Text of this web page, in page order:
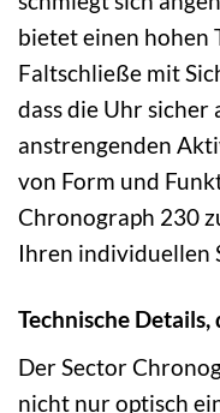
bietet einen hohen
Faltschließe mit
dass die Uhr sicher
anstrengenden
von Form und
Chronograph 230
Ihren individuellen
Technische
Der Sector
nicht nur optisch